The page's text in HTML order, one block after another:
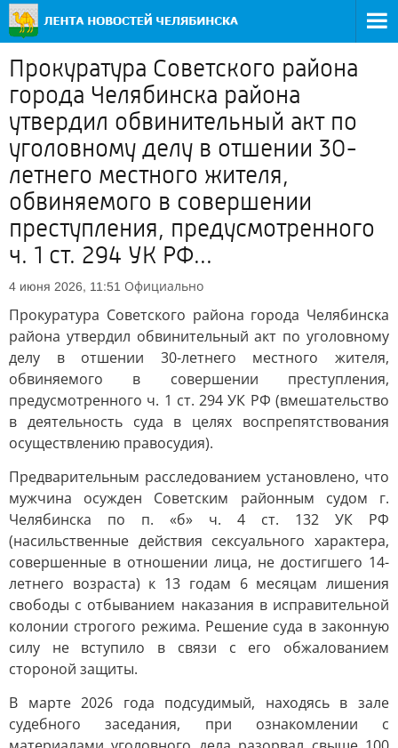
Прокуратура Советского района
города Челябинска района
утвердил обвинительный акт по
уголовному делу в отшении 30-
летнего местного жителя,
обвиняемого в совершении
преступления, предусмотренного
ч. 1 ст. 294 УК РФ...
4 июня 2026, 11:51 Официально
Прокуратура Советского района города Челябинска
района утвердил обвинительный акт по уголовному
делу в отшении 30-летнего местного жителя,
обвиняемого в совершении преступления,
предусмотренного ч. 1 ст. 294 УК РФ (вмешательство
в деятельность суда в целях воспрепятствования
осуществлению правосудия).
Предварительным расследованием установлено, что
мужчина осужден Советским районным судом г.
Челябинска по п. «б» ч. 4 ст. 132 УК РФ
(насильственные действия сексуального характера,
совершенные в отношении лица, не достигшего 14-
летнего возраста) к 13 годам 6 месяцам лишения
свободы с отбыванием наказания в исправительной
колонии строгого режима. Решение суда в законную
силу не вступило в связи с его обжалованием
стороной защиты.
В марте 2026 года подсудимый, находясь в зале
судебного заседания, при ознакомлении с